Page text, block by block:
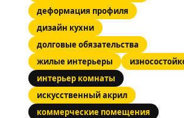
деформация профиля
дизайн кухни
долговые обязательства
жилые интерьеры
интерьер комнаты
искусственный акрил
коммерческие помещения